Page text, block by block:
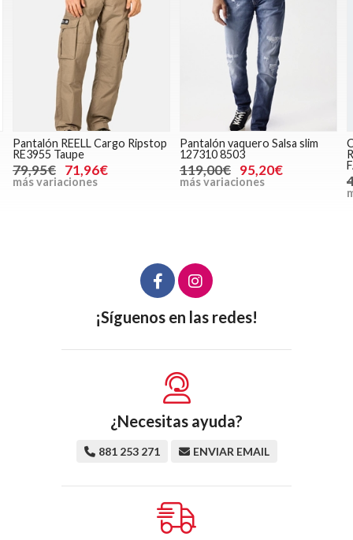
Pantalón REELL Cargo Ripstop
RE3955 Taupe
79,95€ 71,96€
más variaciones
Pantalón vaquero Salsa slim
127310 8503
119,00€ 95,20€
más variaciones
¡Síguenos en las redes!
¿Necesitas ayuda?
881 253 271 ENVIAR EMAIL